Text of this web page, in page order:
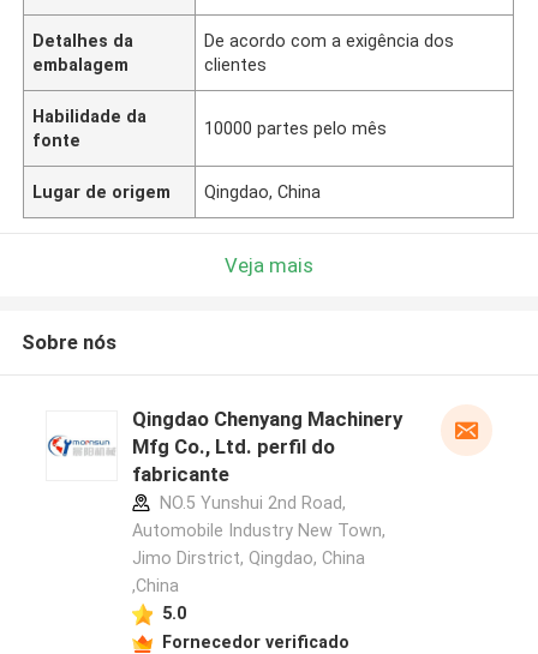
Detalhes da
embalagem
De acordo com a exigência dos
clientes
Habilidade da
fonte
10000 partes pelo mês
Lugar de origem Qingdao, China
Veja mais
Sobre nós
Qingdao Chenyang Machinery
Mfg Co., Ltd. perfil do
fabricante
NO.5 Yunshui 2nd Road,
Automobile Industry New Town,
Jimo Dirstrict, Qingdao, China
,China
5.0
Fornecedor verificado